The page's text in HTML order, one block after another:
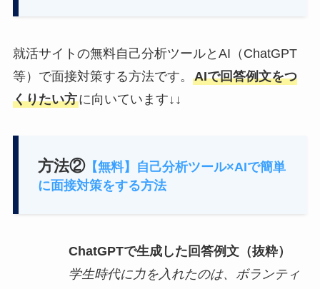
就活サイトの無料自己分析ツールとAI（ChatGPT
等）で面接対策する方法です。 AIで回答例文をつ
くりたい方に向いています↓↓
方法②【無料】自己分析ツール×AIで簡単
に面接対策をする方法
ChatGPTで生成した回答例文（抜粋）
学生時代に力を入れたのは、ボランティ